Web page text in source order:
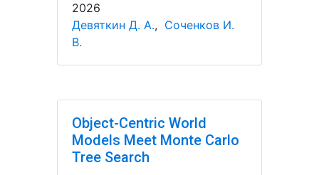
2026
Девяткин Д. А., Соченков И.
В.
Object-Centric World
Models Meet Monte Carlo
Tree Search